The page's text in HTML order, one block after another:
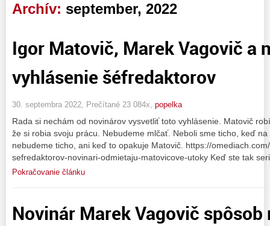
Archív: september, 2022
Igor Matovič, Marek Vagovič a
vyhlásenie šéfredaktorov
30. septembra 2022, Prečítané 23 084x, popelka
Rada si nechám od novinárov vysvetliť toto vyhlásenie. Matovič
že si robia svoju prácu. Nebudeme mlčať. Neboli sme ticho, keď
nebudeme ticho, ani keď to opakuje Matovič. https://
sefredaktorov-novinari-odmietaju-matovicove-utoky Keď ste tak
Pokračovanie článku
Novinár Marek Vagovič